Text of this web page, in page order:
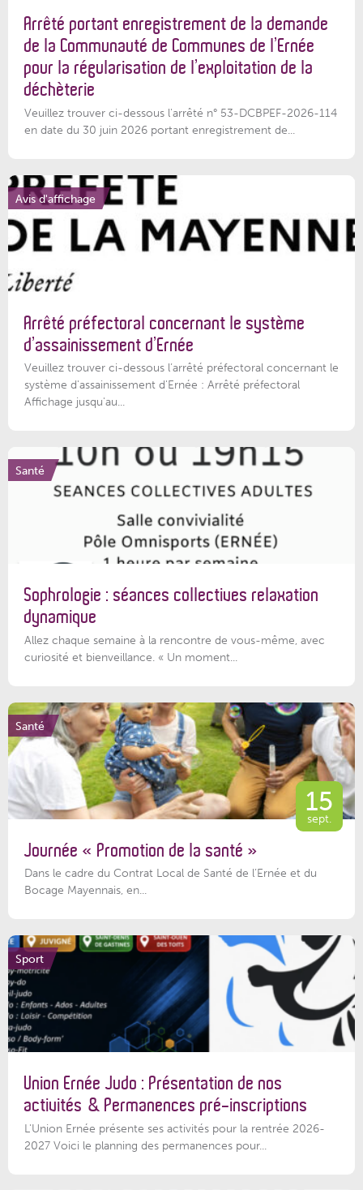
Arrêté portant enregistrement de la demande
de la Communauté de Communes de l’Ernée
pour la régularisation de l’exploitation de la
déchèterie
Veuillez trouver ci-dessous l'arrêté n° 53-DCBPEF-2026-114
en date du 30 juin 2026 portant enregistrement de...
Avis d'affichage
Arrêté préfectoral concernant le système
d’assainissement d’Ernée
Veuillez trouver ci-dessous l’arrêté préfectoral concernant le
système d'assainissement d'Ernée : Arrêté préfectoral
Affichage jusqu'au...
Santé
Sophrologie : séances collectives relaxation
dynamique
Allez chaque semaine à la rencontre de vous-même, avec
curiosité et bienveillance. « Un moment...
Santé
15
sept.
Journée « Promotion de la santé »
Dans le cadre du Contrat Local de Santé de l’Ernée et du
Bocage Mayennais, en...
Sport
Union Ernée Judo : Présentation de nos
activités & Permanences pré-inscriptions
L'Union Ernée présente ses activités pour la rentrée 2026-
2027 Voici le planning des permanences pour...